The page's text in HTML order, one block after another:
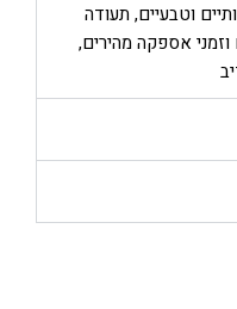
וטבעיים, תעודה
וזמני אספקה מהירים,